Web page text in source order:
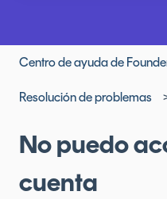
Centro de ayuda de
Resolución de problemas
No puedo
cuenta